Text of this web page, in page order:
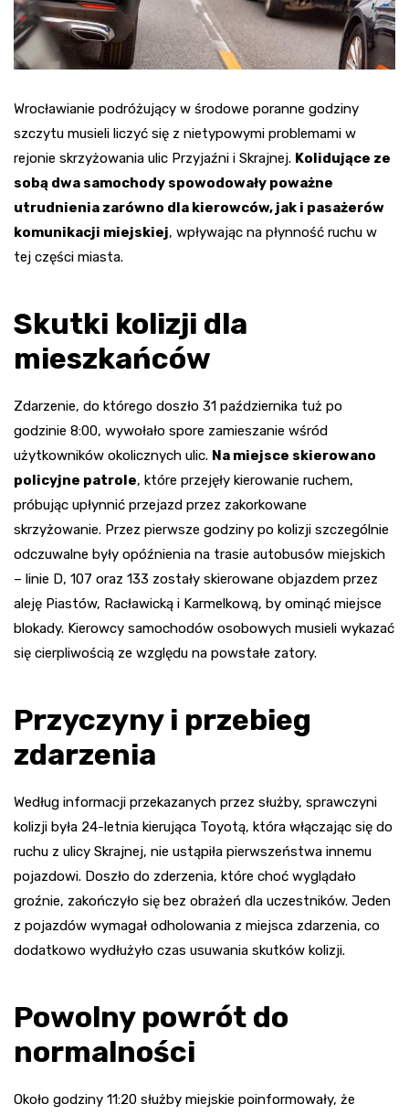
Wrocławianie podróżujący w środowe poranne godziny
szczytu musieli liczyć się z nietypowymi problemami w
rejonie skrzyżowania ulic Przyjaźni i Skrajnej. Kolidujące ze
sobą dwa samochody spowodowały poważne
utrudnienia zarówno dla kierowców, jak i pasażerów
komunikacji miejskiej, wpływając na płynność ruchu w
tej części miasta.
Skutki kolizji dla
mieszkańców
Zdarzenie, do którego doszło 31 października tuż po
godzinie 8:00, wywołało spore zamieszanie wśród
użytkowników okolicznych ulic. Na miejsce skierowano
policyjne patrole, które przejęły kierowanie ruchem,
próbując upłynnić przejazd przez zakorkowane
skrzyżowanie. Przez pierwsze godziny po kolizji szczególnie
odczuwalne były opóźnienia na trasie autobusów miejskich
– linie D, 107 oraz 133 zostały skierowane objazdem przez
aleję Piastów, Racławicką i Karmelkową, by ominąć miejsce
blokady. Kierowcy samochodów osobowych musieli wykazać
się cierpliwością ze względu na powstałe zatory.
Przyczyny i przebieg
zdarzenia
Według informacji przekazanych przez służby, sprawczyni
kolizji była 24-letnia kierująca Toyotą, która włączając się do
ruchu z ulicy Skrajnej, nie ustąpiła pierwszeństwa innemu
pojazdowi. Doszło do zderzenia, które choć wyglądało
groźnie, zakończyło się bez obrażeń dla uczestników. Jeden
z pojazdów wymagał odholowania z miejsca zdarzenia, co
dodatkowo wydłużyło czas usuwania skutków kolizji.
Powolny powrót do
normalności
Około godziny 11:20 służby miejskie poinformowały, że